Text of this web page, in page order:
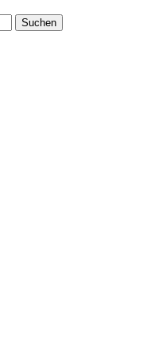
Suchen